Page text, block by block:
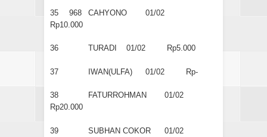
35 968 CAHYONO
01/02
Rp10.000
36 TURADI 01/02 Rp5.000
37 IWAN(ULFA) 01/02 Rp-
38 FATURROHMAN
01/02
Rp20.000
39 SUBHAN COKOR
01/02